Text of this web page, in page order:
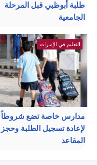
طلبة أبوظبي قبل المرحلة
الجامعية
التعليم في الإمارات
مدارس خاصة تضع شروطاً
لإعادة تسجيل الطلبة وحجز
المقاعد